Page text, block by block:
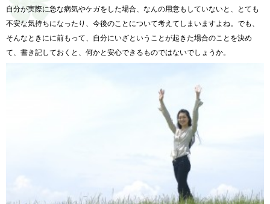
自分が実際に急な病気やケガをした場合、なんの用意もしていないと、とても
不安な気持ちになったり、今後のことについて考えてしまいますよね。でも、
そんなときにに前もって、自分にいざということが起きた場合のことを決め
て、書き記しておくと、何かと安心できるものではないでしょうか。